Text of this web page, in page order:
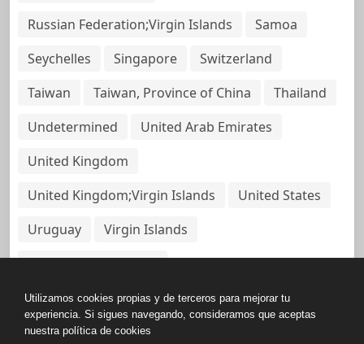
Russian Federation;Virgin Islands
Samoa
Seychelles
Singapore
Switzerland
Taiwan
Taiwan, Province of China
Thailand
Undetermined
United Arab Emirates
United Kingdom
United Kingdom;Virgin Islands
United States
Uruguay
Virgin Islands
Virgin Islands, British
Utilizamos cookies propias y de terceros para mejorar tu
experiencia. Si sigues navegando, consideramos que aceptas
nuestra política de cookies